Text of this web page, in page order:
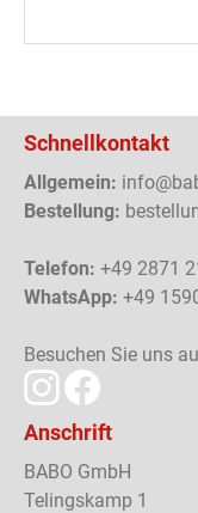
Schnellkontakt
Allgemein:
Bestellung:
Telefon: +49 2871
WhatsApp: +49
Besuchen Sie uns
Anschrift
BABO GmbH
Telingskamp 1